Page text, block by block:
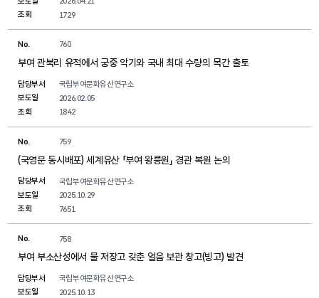
조회
1729
No. 760
부여 관북리 유적에서 궁중 악기와 국내 최대 수량의 목간 출토
담당부서
국립부여문화유산연구소
보도일
2026.02.05
조회
1842
No. 759
(국영문 동시배포) 세계유산 「부여 왕릉원」 경관 복원 논의
담당부서
국립부여문화유산연구소
보도일
2025.10.29
조회
7651
No. 758
부여 부소산성에서 물 저장고 갖춘 얼음 보관 창고(빙고) 발견
담당부서
국립부여문화유산연구소
보도일
2025.10.13